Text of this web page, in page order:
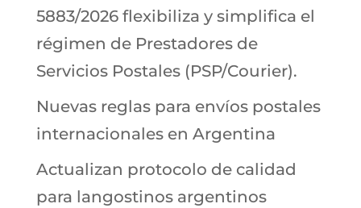
5883/2026 flexibiliza y simplifica el
régimen de Prestadores de
Servicios Postales (PSP/Courier).
Nuevas reglas para envíos postales
internacionales en Argentina
Actualizan protocolo de calidad
para langostinos argentinos